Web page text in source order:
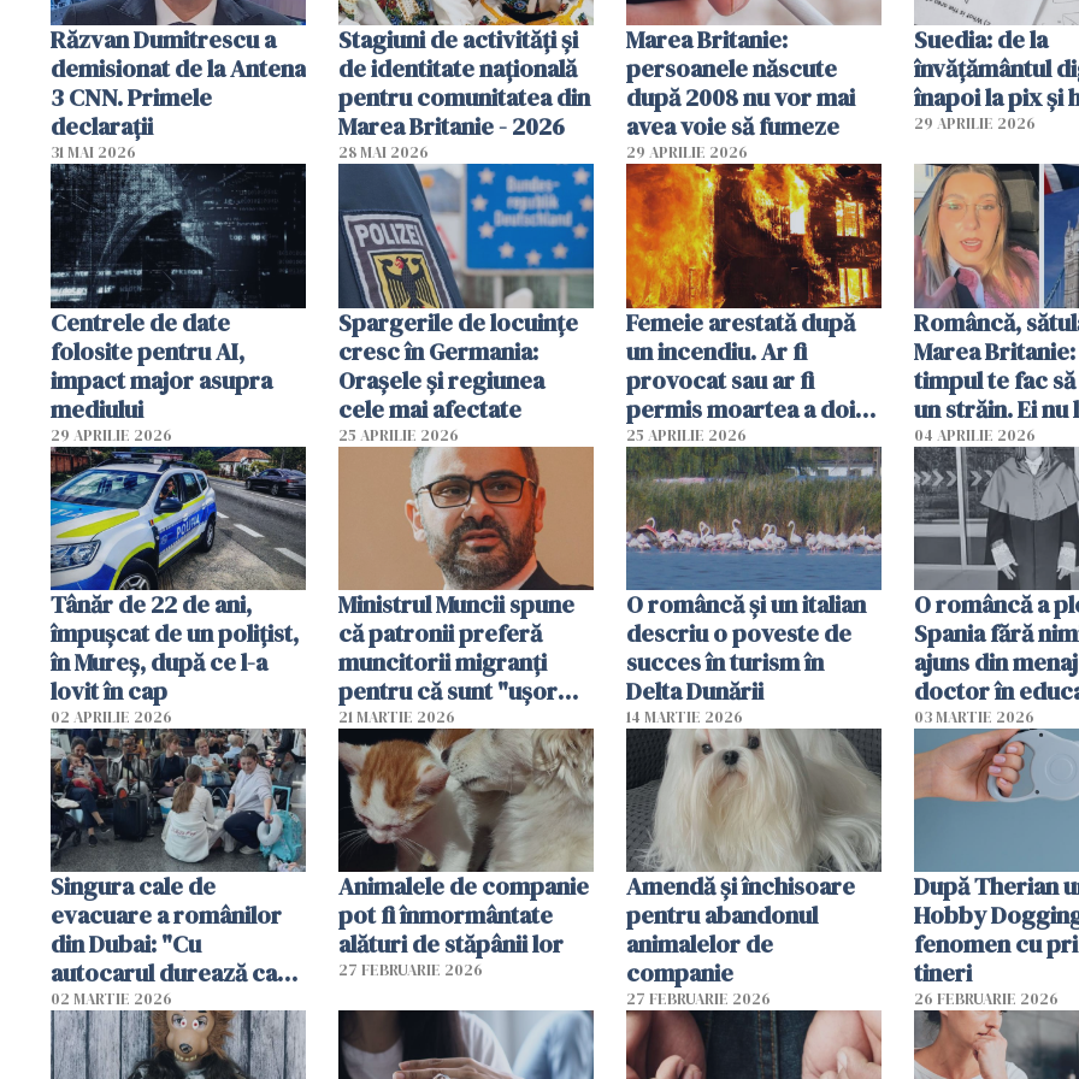
Răzvan Dumitrescu a
demisionat de la Antena
3 CNN. Primele
declarații
31 MAI 2026
Stagiuni de activități și
de identitate națională
pentru comunitatea din
Marea Britanie - 2026
28 MAI 2026
Marea Britanie:
persoanele născute
după 2008 nu vor mai
avea voie să fumeze
29 APRILIE 2026
Suedia: de la
învățământul
înapoi la pix și
29 APRILIE 2026
Centrele de date
folosite pentru AI,
impact major asupra
mediului
29 APRILIE 2026
Spargerile de locuințe
cresc în Germania:
Orașele și regiunea
cele mai afectate
25 APRILIE 2026
Femeie arestată după
un incendiu. Ar fi
provocat sau ar fi
permis moartea a doi
copii de 1 an și 3 ani
25 APRILIE 2026
Româncă,
Marea
timpul te fac
un străin. Ei nu
ca noi. În
oamenii sunt
04 APRILIE 2026
Tânăr de 22 de ani,
împușcat de un polițist,
în Mureș, după ce l-a
lovit în cap
02 APRILIE 2026
Ministrul Muncii spune
că patronii preferă
muncitorii migranți
pentru că sunt "uşor
dispensabili"
21 MARTIE 2026
O româncă și un italian
descriu o poveste de
succes în turism în
Delta Dunării
14 MARTIE 2026
O româncă a
Spania fără
ajuns din
doctor în
03 MARTIE 2026
Singura cale de
evacuare a românilor
din Dubai: "Cu
autocarul durează cam
două zile"
02 MARTIE 2026
Animalele de companie
pot fi înmormântate
alături de stăpânii lor
27 FEBRUARIE 2026
Amendă și închisoare
pentru abandonul
animalelor de
companie
27 FEBRUARIE 2026
După Therian
Hobby
fenomen cu
tineri
26 FEBRUARIE 2026